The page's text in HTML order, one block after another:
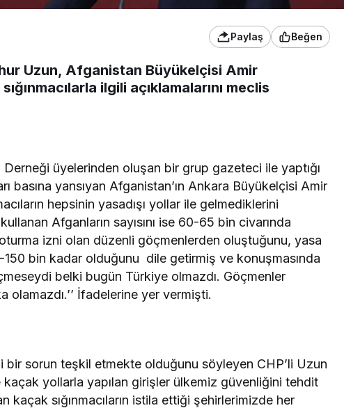
Paylaş Beğen
Uzun, Afganistan Büyükelçisi Amir
ilgili açıklamalarını meclis
üyelerinden oluşan bir grup gazeteci ile yaptığı
basına yansıyan Afganistan’ın Ankara Büyükelçisi Amir
hepsinin yasadışı yollar ile gelmediklerini
Afganların sayısını ise 60-65 bin civarında
izni olan düzenli göçmenlerden oluştuğunu, yasa
150 bin kadar olduğunu dile getirmiş ve konuşmasında
belki bugün Türkiye olmazdı. Göçmenler
İfadelerine yer vermişti.
bir sorun teşkil etmekte olduğunu söyleyen CHP’li Uzun
kaçak yollarla yapılan girişler ülkemiz güvenliğini tehdit
kaçak sığınmacıların istila ettiği şehirlerimizde her